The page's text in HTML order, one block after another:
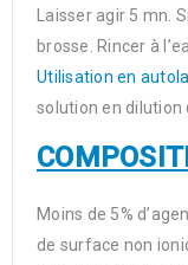
Laisser agir 5 mn.
brosse. Rincer à
Utilisation en
solution en dilution
Moins de 5%
de surface non